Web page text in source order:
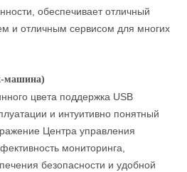
обеспечивает отличный
и отличным сервисом для многих
машина)
цвета поддержка USB
и интуитивно понятный
Центра управления
мониторинга,
безопасности и удобной